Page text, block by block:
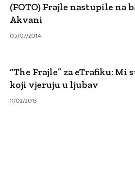
(FOTO) Frajle nastupile na
Akvani
05/07/2014
“The Frajle” za eTrafiku: Mi
koji vjeruju u ljubav
11/02/2013